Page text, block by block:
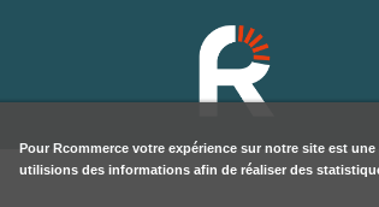
Pour Rcommerce votre expérience sur notre site est
utilisions des informations afin de réaliser des